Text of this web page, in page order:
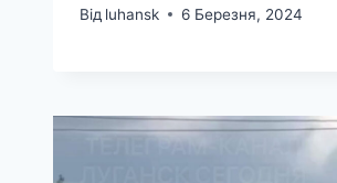
Від luhansk 6 Березня, 2024